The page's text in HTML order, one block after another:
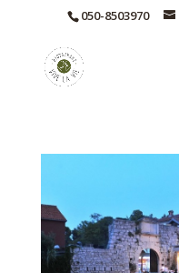
050-8503970